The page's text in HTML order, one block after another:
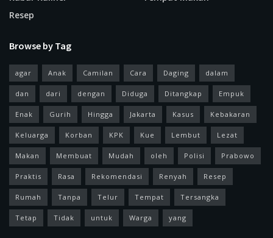
Resep
Browse by Tag
agar Anak Camilan Cara Daging dalam
dan dari dengan Diduga Ditangkap Empuk
Enak Gurih Hingga Jakarta Kasus Kebakaran
Keluarga Korban KPK Kue Lembut Lezat
Makan Membuat Mudah oleh Polisi Prabowo
Praktis Rasa Rekomendasi Renyah Resep
Rumah Tanpa Telur Tempat Tersangka
Tetap Tidak untuk Warga yang